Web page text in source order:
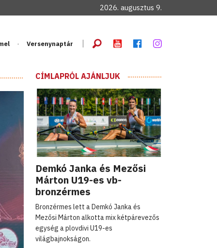
2026. augusztus 9.
Versenynaptár
CÍMLAPRÓL AJÁNLJUK
Demkó Janka és Mezősi
Márton U19-es vb-
bronzérmes
Bronzérmes lett a Demkó Janka és
Mezősi Márton alkotta mix kétpárevezős
egység a plovdivi U19-es
világbajnokságon.